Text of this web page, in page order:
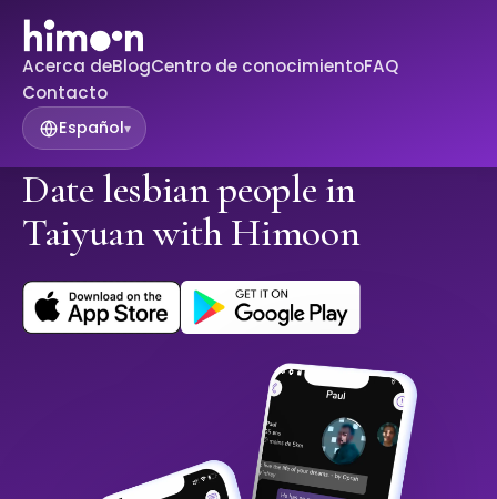
Acerca deBlogCentro de conocimientoFAQ
Contacto
Español▾
Date lesbian people in
Taiyuan with Himoon